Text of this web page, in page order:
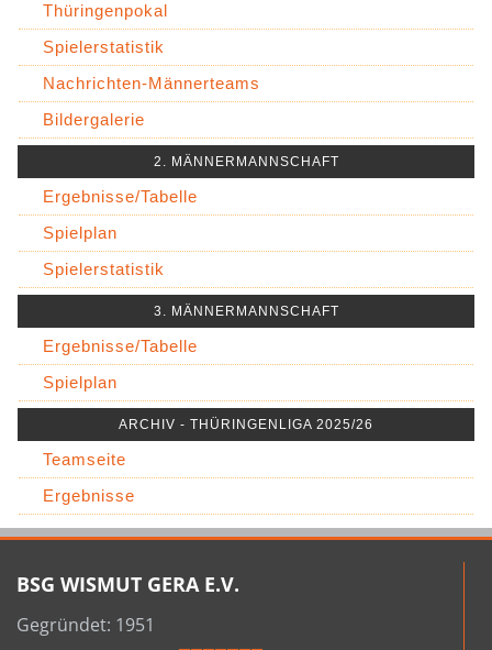
Thüringenpokal
Spielerstatistik
Nachrichten-Männerteams
Bildergalerie
2. MÄNNERMANNSCHAFT
Ergebnisse/Tabelle
Spielplan
Spielerstatistik
3. MÄNNERMANNSCHAFT
Ergebnisse/Tabelle
Spielplan
ARCHIV - THÜRINGENLIGA 2025/26
Teamseite
Ergebnisse
BSG WISMUT GERA E.V.
Gegründet: 1951